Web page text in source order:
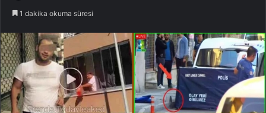
1 dakika okuma süresi